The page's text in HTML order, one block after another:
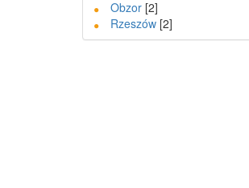
Obzor [2]
Rzeszów [2]